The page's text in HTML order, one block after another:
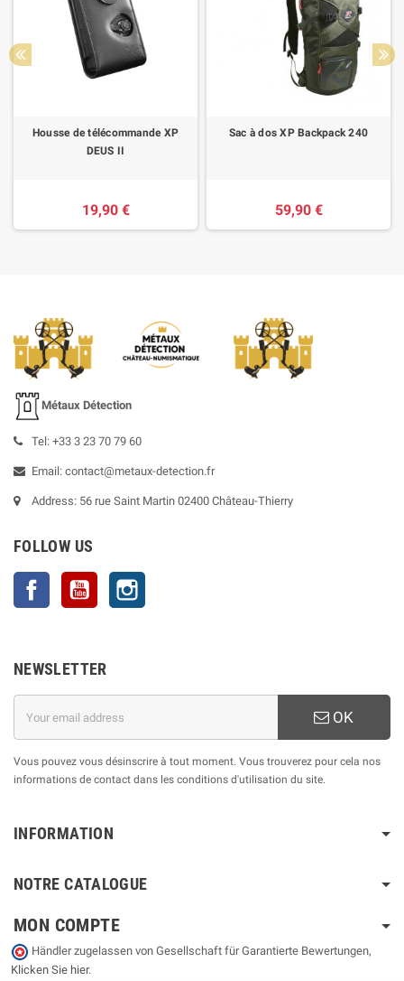
Housse de télécommande XP
DEUS II
19,90 €
Sac à dos XP Backpack 240
59,90 €
Métaux Détection
Tel: +33 3 23 70 79 60
Email: contact@metaux-detection.fr
Address: 56 rue Saint Martin 02400 Château-Thierry
FOLLOW US
Facebook YouTube
NEWSLETTER
OK
Vous pouvez vous désinscrire à tout moment. Vous trouverez pour cela nos
informations de contact dans les conditions d'utilisation du site.
INFORMATION
NOTRE CATALOGUE
MON COMPTE
Händler zugelassen von Gesellschaft für Garantierte Bewertungen,
Klicken Sie hier.